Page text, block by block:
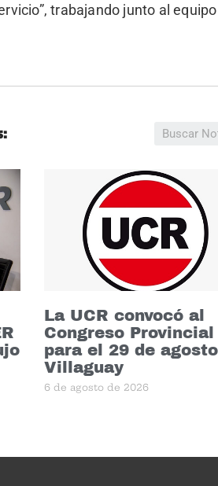
trabajando junto al
La UCR convocó al
Congreso Provincial
para el 29 de
Villaguay
6 de agosto de 2026